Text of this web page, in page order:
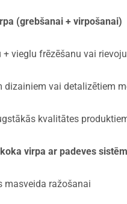
(grebšanai + virpošanai)
vieglu frēzēšanu vai
dizainiem vai detalizētiem
kvalitātes
virpa ar padeves
masveida ražošanai